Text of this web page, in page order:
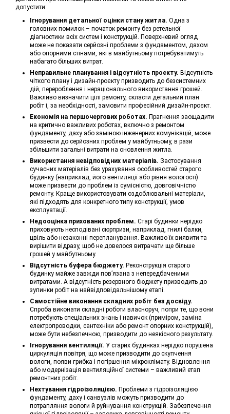
допустити:
Ігнорування детальної оцінки стану житла. Одна з
головних помилок – початок ремонту без ретельної
діагностики всіх систем і конструкцій. Поверхневий огляд
може не показати серйозні проблеми з фундаментом, дахом
або опорними стінами, які в майбутньому потребуватимуть
набагато більших витрат.
Неправильне планування і відсутність проєкту. Відсутність
чіткого плану і дизайн-проєкту призводить до безсистемних
дій, перероблення і нераціонального використання грошей.
Важливо визначити цілі ремонту, скласти детальний план
робіт і, за необхідності, замовити професійний дизайн-проєкт.
Економія на першочергових роботах. Прагнення заощадити
на критично важливих роботах, включно з ремонтом
фундаменту, даху або заміною інженерних комунікацій, може
призвести до серйозних проблем у майбутньому, в рази
збільшити загальні витрати на оновлення житла.
Використання невідповідних матеріалів. Застосування
сучасних матеріалів без урахування особливостей старого
будинку (наприклад, його вентиляції або рівня вологості)
може призвести до проблем із сумісністю, довговічністю
ремонту. Краще використовувати оздоблювальні матеріали,
які підходять для конкретного типу конструкції, умов
експлуатації.
Недооцінка прихованих проблем. Старі будинки нерідко
приховують несподівані сюрпризи, наприклад, гнилі балки,
цвіль або незаконні перепланування. Важливо їх виявити та
вирішити відразу, щоб не довелося витрачати ще більше
грошей у майбутньому.
Відсутність буфера бюджету. Реконструкція старого
будинку майже завжди пов’язана з непередбаченими
витратами. А відсутність резервного бюджету призводить до
зупинки робіт на найвідповідальнішому етапі.
Самостійне виконання складних робіт без досвіду.
Спроба виконати складні роботи власноруч, попри те, що вони
потребують спеціальних знань і навичок (приміром, заміна
електропроводки, сантехніки або ремонт опорних конструкцій),
може бути небезпечною, призводити до неякісного результату.
Ігнорування вентиляції. У старих будинках нерідко порушена
циркуляція повітря, що може призводити до скупчення
вологи, появи грибка і погіршення мікроклімату. Відновлення
або модернізація вентиляційної системи – важливий етап
ремонтних робіт.
Нехтування гідроізоляцією. Проблеми з гідроізоляцією
фундаменту, даху і санвузлів можуть призводити до
потрапляння вологи й руйнування конструкцій. Забезпечення